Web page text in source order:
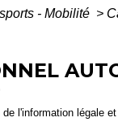
- Mobilité >
l'information légale